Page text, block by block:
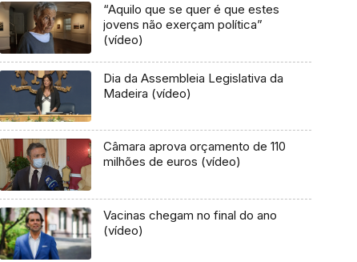
“Aquilo que se quer é que estes
jovens não exerçam política”
(vídeo)
Dia da Assembleia Legislativa da
Madeira (vídeo)
Câmara aprova orçamento de 110
milhões de euros (vídeo)
Vacinas chegam no final do ano
(vídeo)